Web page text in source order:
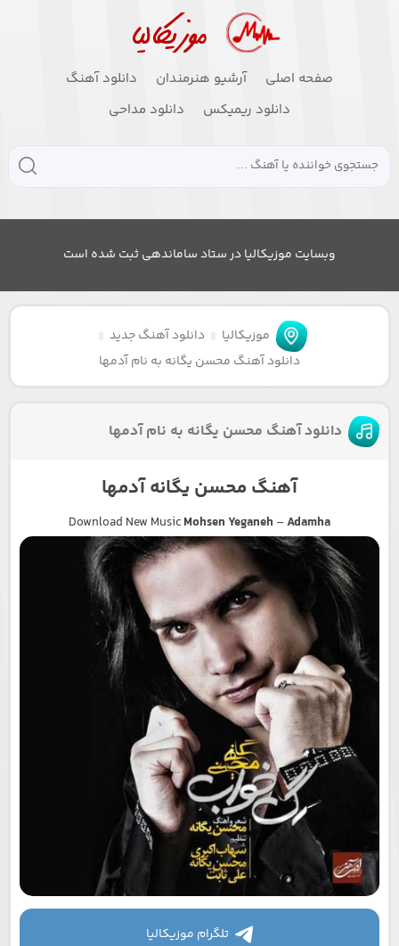
صفحه اصلی آرشیو هنرمندان
دانلود آهنگ
دانلود ریمیکس
دانلود مداحی
وبسایت موزیکالیا در ستاد ساماندهی ثبت شده است
موزیکالیا
دانلود آهنگ جدید
دانلود آهنگ محسن یگانه به نام آدمها
دانلود آهنگ محسن یگانه به نام آدمها
آهنگ محسن یگانه آدمها
Download New MusicMohsen Yeganeh –Adamha
تلگرام موزیکالیا